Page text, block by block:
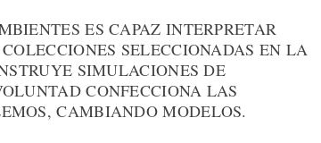
ES CAPAZ INTERPRETAR
SELECCIONADAS EN LA
SIMULACIONES DE
CONFECCIONA LAS
CAMBIANDO MODELOS.